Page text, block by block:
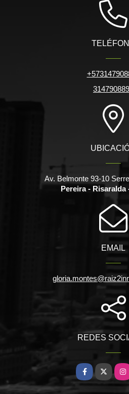
Av. Belmonte 93-10
Pereira - Risaralda
EMAIL
REDES
Facebook
X